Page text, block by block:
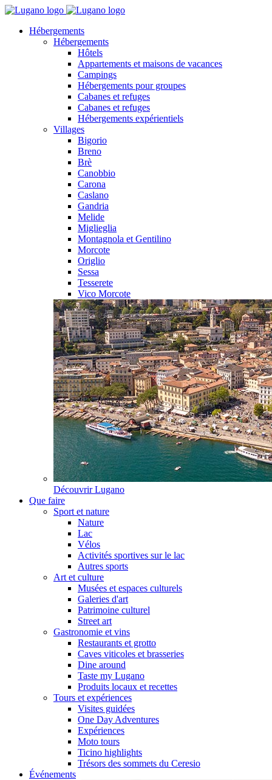
Hébergements
Hébergements
Hôtels
Appartements et maisons de vacances
Campings
Hébergements pour groupes
Cabanes et refuges
Cabanes et refuges
Hébergements expérientiels
Villages
Bigorio
Breno
Brè
Canobbio
Carona
Caslano
Gandria
Melide
Miglieglia
Montagnola et Gentilino
Morcote
Origlio
Sessa
Tesserete
Vico Morcote
Découvrir Lugano
Que faire
Sport et nature
Nature
Lac
Vélos
Activités sportives sur le lac
Autres sports
Art et culture
Musées et espaces culturels
Galeries d'art
Patrimoine culturel
Street art
Gastronomie et vins
Restaurants et grotto
Caves viticoles et brasseries
Dine around
Taste my Lugano
Produits locaux et recettes
Tours et expériences
Visites guidées
One Day Adventures
Expériences
Moto tours
Ticino highlights
Trésors des sommets du Ceresio
Événements